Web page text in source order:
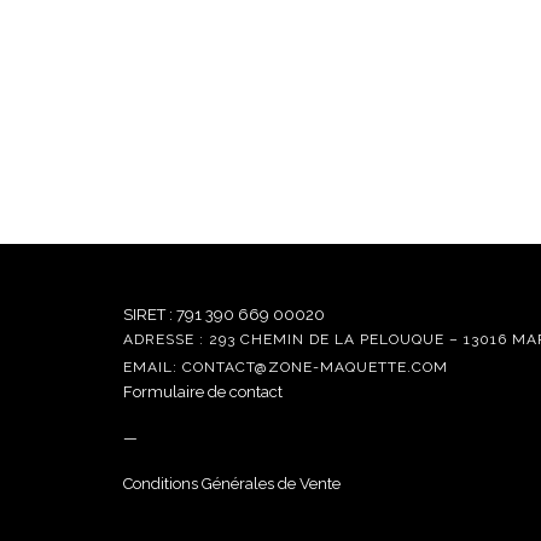
SIRET : 791 390 669 00020
ADRESSE : 293 CHEMIN DE LA PELOUQUE – 13016
EMAIL: CONTACT@ZONE-MAQUETTE.COM
Formulaire de contact
—
Conditions Générales de Vente